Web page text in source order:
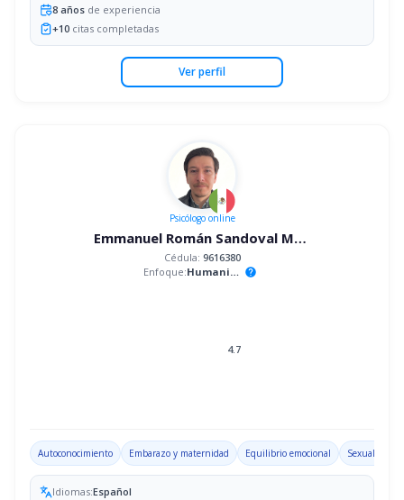
8 años de experiencia
+10 citas completadas
Ver perfil
Psicólogoonline
Emmanuel Román Sandoval Mandujano
Cédula: 9616380
Enfoque:
Humanista help
4.7
Autoconocimiento Embarazo y maternidad Equilibrio emocional Sexualidad
Idiomas:Español